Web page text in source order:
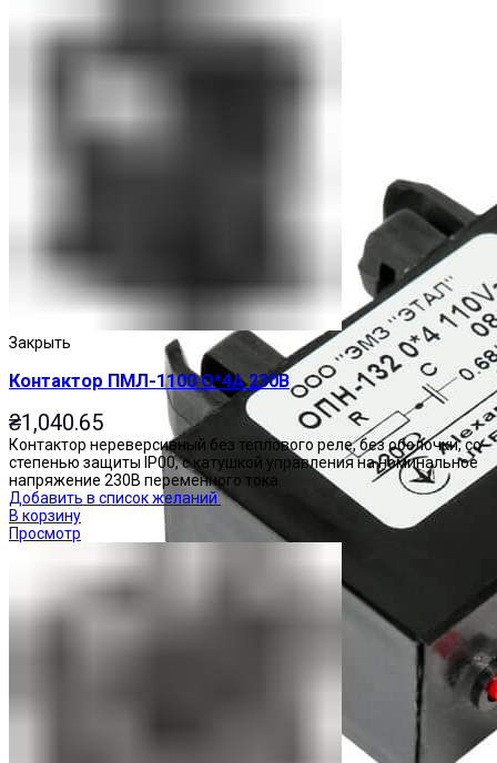
Закрыть
Контактор ПМЛ-1100 О*4А 230В
₴1,040.65
Контактор нереверсивный без теплового реле, без оболочки, со
степенью защиты IP00, с катушкой управления на номинальное
напряжение 230В переменного тока.
Добавить в список желаний
В корзину
Просмотр